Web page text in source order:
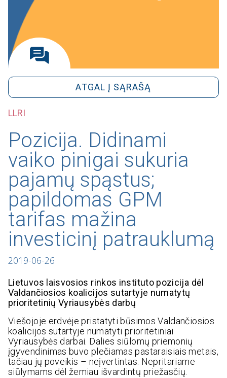
ATGAL Į SĄRAŠĄ
LLRI
Pozicija. Didinami
vaiko pinigai sukuria
pajamų spąstus;
papildomas GPM
tarifas mažina
investicinį patrauklumą
2019-06-26
Lietuvos laisvosios rinkos instituto pozicija dėl
Valdančiosios koalicijos sutartyje numatytų
prioritetinių Vyriausybės darbų
Viešojoje erdvėje pristatyti būsimos Valdančiosios
koalicijos sutartyje numatyti prioritetiniai
Vyriausybės darbai. Dalies siūlomų priemonių
įgyvendinimas buvo plečiamas pastaraisiais metais,
tačiau jų poveikis – neįvertintas. Nepritariame
siūlymams dėl žemiau išvardintų priežasčių.